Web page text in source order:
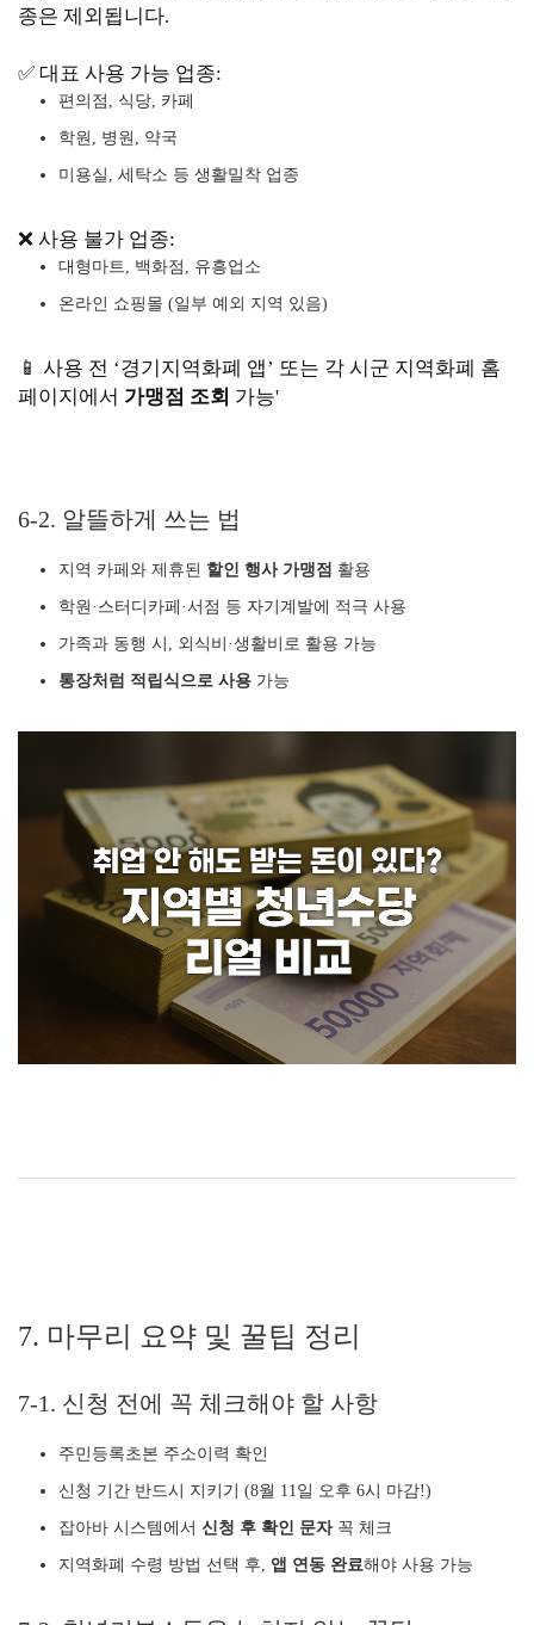
종은 제외됩니다.
✅ 대표 사용 가능 업종:
편의점, 식당, 카페
학원, 병원, 약국
미용실, 세탁소 등 생활밀착 업종
❌ 사용 불가 업종:
대형마트, 백화점, 유흥업소
온라인 쇼핑몰 (일부 예외 지역 있음)
📱 사용 전 ‘경기지역화폐 앱’ 또는 각 시군 지역화폐 홈
페이지에서 가맹점 조회 가능'
6-2. 알뜰하게 쓰는 법
지역 카페와 제휴된 할인 행사 가맹점 활용
학원·스터디카페·서점 등 자기계발에 적극 사용
가족과 동행 시, 외식비·생활비로 활용 가능
통장처럼 적립식으로 사용 가능
7. 마무리 요약 및 꿀팁 정리
7-1. 신청 전에 꼭 체크해야 할 사항
주민등록초본 주소이력 확인
신청 기간 반드시 지키기 (8월 11일 오후 6시 마감!)
잡아바 시스템에서 신청 후 확인 문자꼭 체크
지역화폐 수령 방법 선택 후, 앱 연동 완료해야 사용 가능